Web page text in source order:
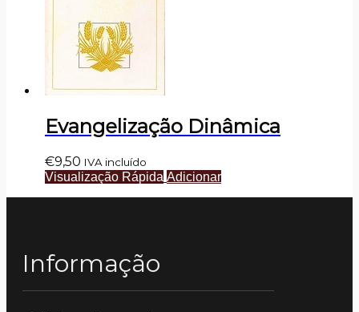
Evangelização Dinâmica
€9,50 IVA incluído
Visualização Rápida Adicionar
Informação